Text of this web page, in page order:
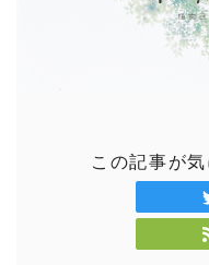
この記事が